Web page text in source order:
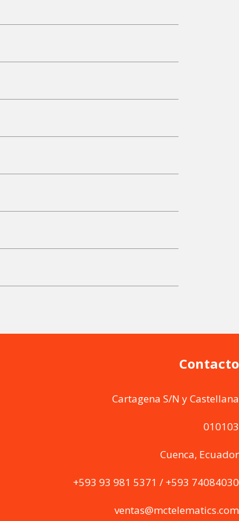
Contacto
Cartagena S/N y Castellana
010103
Cuenca, Ecuador
+593 93 981 5371 / +593 74084030
ventas@mctelematics.com